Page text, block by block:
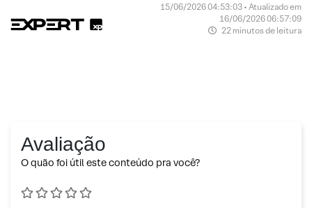
15/06/2026 04:53:03 • Atualizado em
16/06/2026 06:57:09
22 minutos de leitura
Avaliação
O quão foi útil este conteúdo pra você?